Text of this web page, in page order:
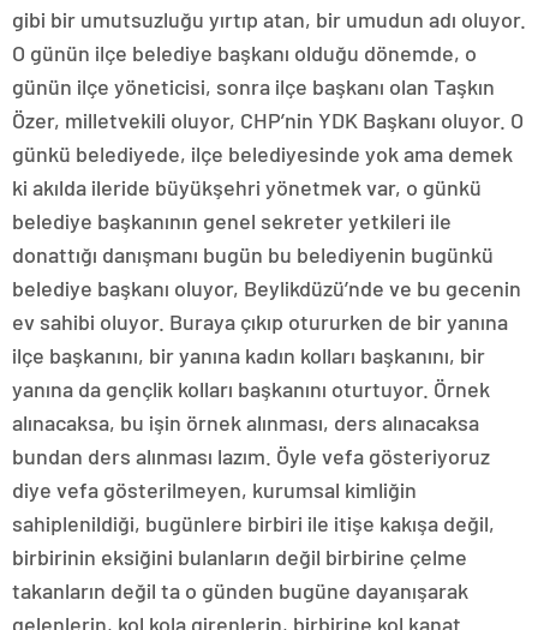
gibi bir umutsuzluğu yırtıp atan, bir umudun adı oluyor.
O günün ilçe belediye başkanı olduğu dönemde, o
günün ilçe yöneticisi, sonra ilçe başkanı olan Taşkın
Özer, milletvekili oluyor, CHP’nin YDK Başkanı oluyor. O
günkü belediyede, ilçe belediyesinde yok ama demek
ki akılda ileride büyükşehri yönetmek var, o günkü
belediye başkanının genel sekreter yetkileri ile
donattığı danışmanı bugün bu belediyenin bugünkü
belediye başkanı oluyor, Beylikdüzü’nde ve bu gecenin
ev sahibi oluyor. Buraya çıkıp otururken de bir yanına
ilçe başkanını, bir yanına kadın kolları başkanını, bir
yanına da gençlik kolları başkanını oturtuyor. Örnek
alınacaksa, bu işin örnek alınması, ders alınacaksa
bundan ders alınması lazım. Öyle vefa gösteriyoruz
diye vefa gösterilmeyen, kurumsal kimliğin
sahiplenildiği, bugünlere birbiri ile itişe kakışa değil,
birbirinin eksiğini bulanların değil birbirine çelme
takanların değil ta o günden bugüne dayanışarak
gelenlerin, kol kola girenlerin, birbirine kol kanat